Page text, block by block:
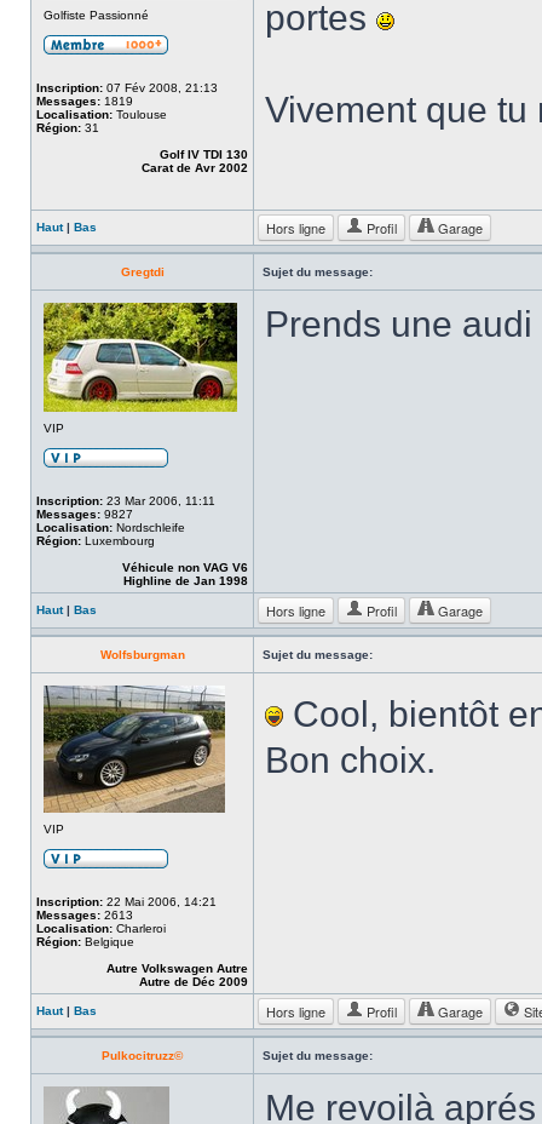
Golfiste Passionné
Inscription: 07 Fév 2008, 21:13
Messages: 1819
Localisation: Toulouse
Région: 31
Golf IV TDI 130
Carat de Avr 2002
portes
Vivement que
Haut| Bas Hors ligne Profil Garage
Gregtdi Sujet du message:
VIP
Inscription: 23 Mar 2006, 11:11
Messages: 9827
Localisation: Nordschleife
Région: Luxembourg
Véhicule non VAG V6
Highline de Jan 1998
Prends une
Haut| Bas Hors ligne Profil Garage
Wolfsburgman Sujet du message:
VIP
Inscription: 22 Mai 2006, 14:21
Messages: 2613
Localisation: Charleroi
Région: Belgique
Autre Volkswagen Autre
Autre de Déc 2009
Cool, bientôt
Bon choix.
Haut| Bas Hors ligne Profil Garage
Pulkocitruzz© Sujet du message:
Me revoilà